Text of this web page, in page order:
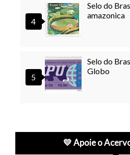
Selo do
amazonica
Selo do
Globo
💛 Apoie o